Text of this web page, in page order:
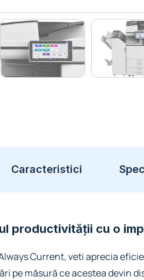
Caracteristici
productivității cu o
Current, veti aprecia
pe măsură ce acestea devin